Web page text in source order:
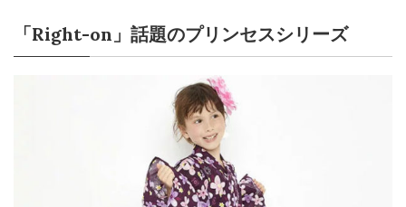
「Right-on」話題のプリンセスシリーズ